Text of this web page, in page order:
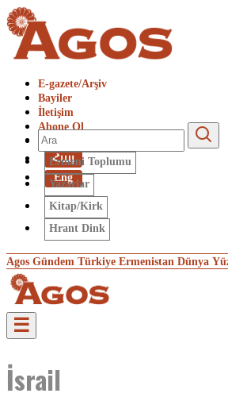
E-gazete/Arşiv
Bayiler
İletişim
Abone Ol
Giriş Yap
Հայ
Eng
Ermeni Toplumu
Yazarlar
Kitap/Kirk
Hrant Dink
Agos Gündem Türkiye Ermenistan Dünya
☰
İsrail